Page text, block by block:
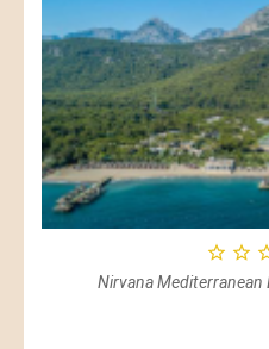
Nirvana Mediterranean